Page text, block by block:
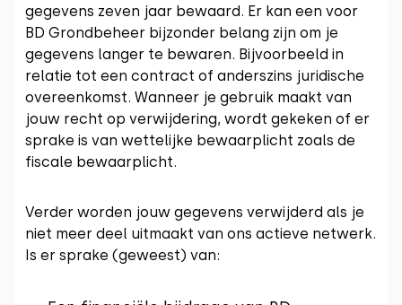
gegevens zeven jaar bewaard. Er kan een voor
BD Grondbeheer bijzonder belang zijn om je
gegevens langer te bewaren. Bijvoorbeeld in
relatie tot een contract of anderszins juridische
overeenkomst. Wanneer je gebruik maakt van
jouw recht op verwijdering, wordt gekeken of er
sprake is van wettelijke bewaarplicht zoals de
fiscale bewaarplicht.
Verder worden jouw gegevens verwijderd als je
niet meer deel uitmaakt van ons actieve netwerk.
Is er sprake (geweest) van: